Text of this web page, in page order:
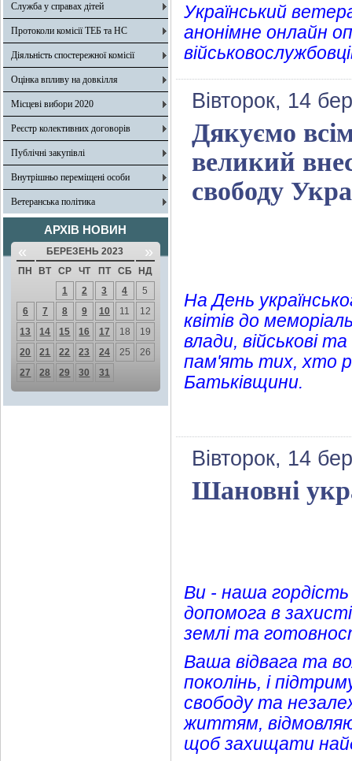
Служба у справах дітей
Протоколи комісії ТЕБ та НС
Діяльність спостережної комісії
Оцінка впливу на довкілля
Місцеві вибори 2020
Реєстр колективних договорів
Публічні закупівлі
Внутрішньо переміщені особи
Ветеранська політика
АРХІВ НОВИН
« БЕРЕЗЕНЬ 2023 »
ПН ВТ СР ЧТ ПТ СБ
НД
1
2 3 4
5
6
7 8 9 10 11
12
13
14 15 16 17 18
19
20
21 22 23 24 25
26
27
28 29 30 31
Український
анонімне онлайн
Вівторок, 14
Дякуємо
великий
свободу
На День
квітів до
влади, військові
пам'ять тих, хто
Батьківщини.
Вівторок, 14
Шановні
Ви - наша
допомога в
землі та
Ваша відвага та
поколінь, і
свободу та
життям,
щоб захищати